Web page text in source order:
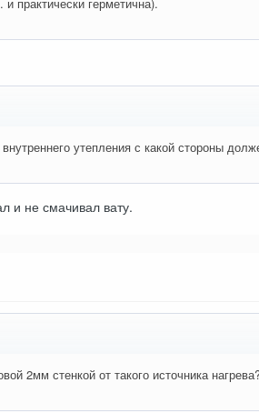
практически герметична).
утепления с какой стороны
и не смачивал вату.
2мм стенкой от такого источника